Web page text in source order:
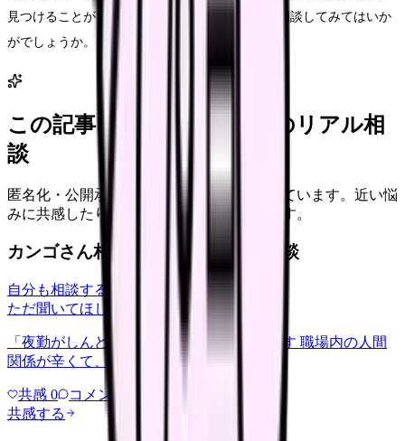
見つけることができます。まずはLINEで気軽に相談してみてはいか
がでしょうか。
この記事に近い看護師さんのリアル相
談
匿名化・公開承認済みの本音だけを表示しています。近い悩
みに共感したり、自分の状況を投稿できます。
カンゴさん相談室から共有された相談
自分も相談する
ただ聞いてほしい
relationships 2026/6/13
「夜勤がしんどい」について相談したいです 職場内の人間
関係が辛くて、、、
共感 0 コメント
共感する